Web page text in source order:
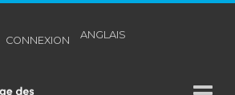
CONNEXION ANGLAIS